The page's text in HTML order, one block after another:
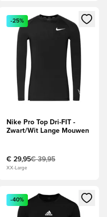
of je aan te melden als
Opent een venster om in te
-25%
Nike Pro Top Dri-FIT -
Zwart/Wit Lange Mouwen
€ 29,95€ 39,95
XX-Large
of je aan te melden als
Opent een venster om in te
-40%